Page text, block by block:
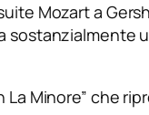
Mozart a
La Minore” che